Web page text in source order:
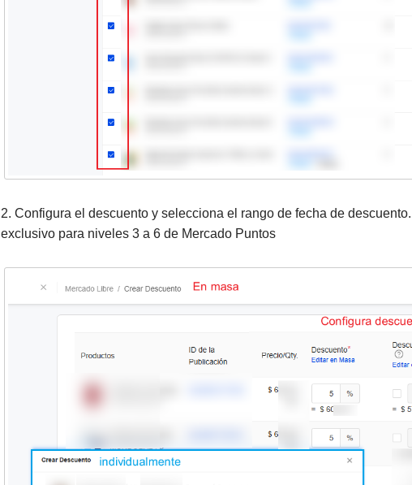
2. Configura el descuento y selecciona el rango de fecha de
exclusivo para niveles 3 a 6 de Mercado Puntos